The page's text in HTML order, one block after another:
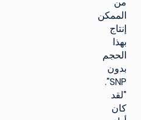
الممكن
إنتاج
بهذا
الحجم
بدون
SNP".
"لقد
كان